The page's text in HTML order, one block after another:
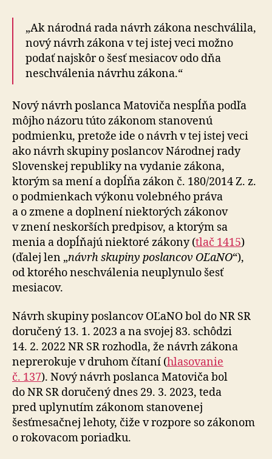
„Ak národná rada návrh zákona neschválila,
nový návrh zákona v tej istej veci možno
podať najskôr o šesť mesiacov odo dňa
neschválenia návrhu zákona.“
Nový návrh poslanca Matoviča nespĺňa podľa
môjho názoru túto zákonom stanovenú
podmienku, pretože ide o návrh v tej istej veci
ako návrh skupiny poslancov Národnej rady
Slovenskej republiky na vydanie zákona,
ktorým sa mení a dopĺňa zákon č. 180/2014 Z. z.
o podmienkach výkonu volebného práva
a o zmene a doplnení niektorých zákonov
v znení neskorších predpisov, a ktorým sa
menia a dopĺňajú niektoré zákony (tlač 1415)
(ďalej len „návrh skupiny poslancov OĽaNO“),
od ktorého neschválenia neuplynulo šesť
mesiacov.
Návrh skupiny poslancov OĽaNO bol do NR SR
doručený 13. 1. 2023 a na svojej 83. schôdzi
14. 2. 2022 NR SR rozhodla, že návrh zákona
neprerokuje v druhom čítaní (hlasovanie
č. 137). Nový návrh poslanca Matoviča bol
do NR SR doručený dnes 29. 3. 2023, teda
pred uplynutím zákonom stanovenej
šesťmesačnej lehoty, čiže v rozpore so zákonom
o rokovacom poriadku.